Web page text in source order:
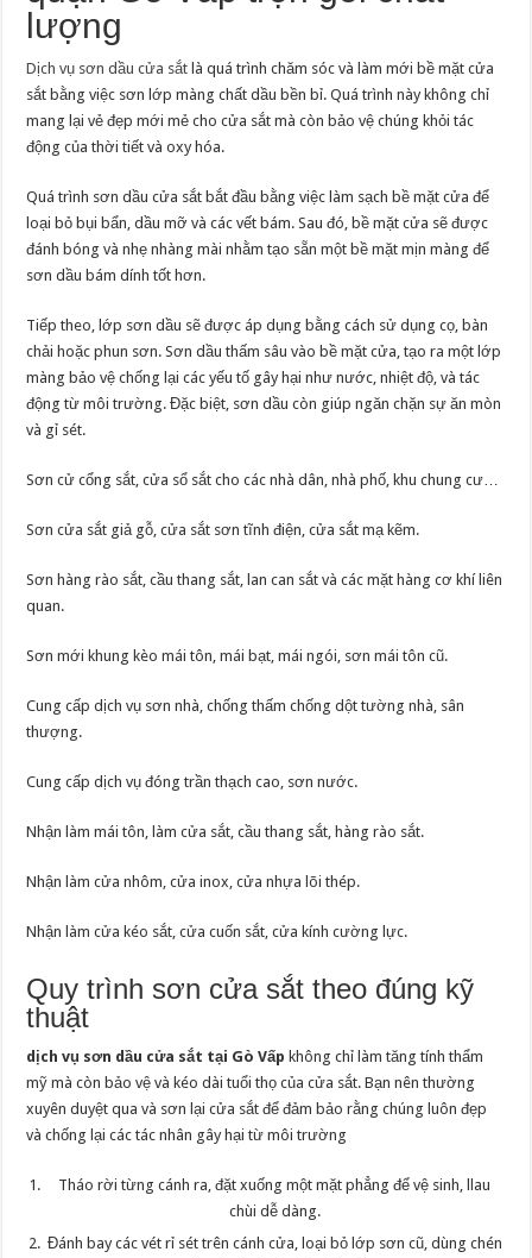
lượng
Dịch vụ sơn dầu cửa sắt là quá trình chăm sóc và làm mới bề mặt cửa
sắt bằng việc sơn lớp màng chất dầu bền bỉ. Quá trình này không chỉ
mang lại vẻ đẹp mới mẻ cho cửa sắt mà còn bảo vệ chúng khỏi tác
động của thời tiết và oxy hóa.
Quá trình sơn dầu cửa sắt bắt đầu bằng việc làm sạch bề mặt cửa để
loại bỏ bụi bẩn, dầu mỡ và các vết bám. Sau đó, bề mặt cửa sẽ được
đánh bóng và nhẹ nhàng mài nhằm tạo sẵn một bề mặt mịn màng để
sơn dầu bám dính tốt hơn.
Tiếp theo, lớp sơn dầu sẽ được áp dụng bằng cách sử dụng cọ, bàn
chải hoặc phun sơn. Sơn dầu thấm sâu vào bề mặt cửa, tạo ra một lớp
màng bảo vệ chống lại các yếu tố gây hại như nước, nhiệt độ, và tác
động từ môi trường. Đặc biệt, sơn dầu còn giúp ngăn chặn sự ăn mòn
và gỉ sét.
Sơn cử cổng sắt, cửa sổ sắt cho các nhà dân, nhà phố, khu chung cư…
Sơn cửa sắt giả gỗ, cửa sắt sơn tĩnh điện, cửa sắt mạ kẽm.
Sơn hàng rào sắt, cầu thang sắt, lan can sắt và các mặt hàng cơ khí liên
quan.
Sơn mới khung kèo mái tôn, mái bạt, mái ngói, sơn mái tôn cũ.
Cung cấp dịch vụ sơn nhà, chống thấm chống dột tường nhà, sân
thượng.
Cung cấp dịch vụ đóng trần thạch cao, sơn nước.
Nhận làm mái tôn, làm cửa sắt, cầu thang sắt, hàng rào sắt.
Nhận làm cửa nhôm, cửa inox, cửa nhựa lõi thép.
Nhận làm cửa kéo sắt, cửa cuốn sắt, cửa kính cường lực.
Quy trình sơn cửa sắt theo đúng kỹ
thuật
dịch vụ sơn dầu cửa sắt tại Gò Vấp không chỉ làm tăng tính thẩm
mỹ mà còn bảo vệ và kéo dài tuổi thọ của cửa sắt. Bạn nên thường
xuyên duyệt qua và sơn lại cửa sắt để đảm bảo rằng chúng luôn đẹp
và chống lại các tác nhân gây hại từ môi trường
Tháo rời từng cánh ra, đặt xuống một mặt phẳng để vệ sinh, llau
chùi dễ dàng.
Đánh bay các vét rỉ sét trên cánh cửa, loại bỏ lớp sơn cũ, dùng chén